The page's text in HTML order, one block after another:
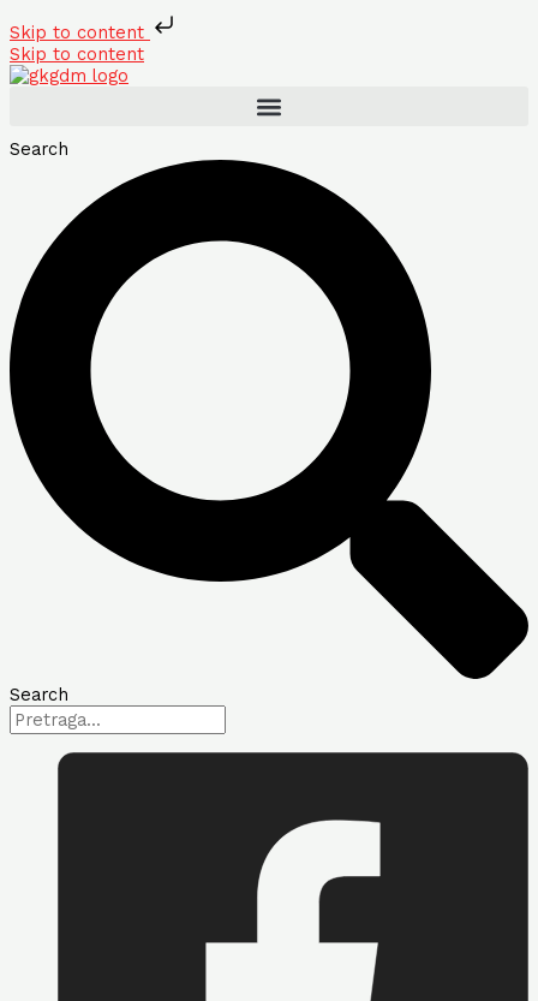
Skip to content
Skip to content
Search
Search